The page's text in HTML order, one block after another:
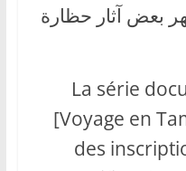
بعض آثار حظارة
La série
[Voyage en
des